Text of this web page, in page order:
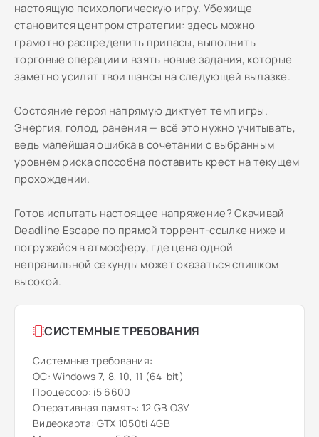
настоящую психологическую игру. Убежище
становится центром стратегии: здесь можно
грамотно распределить припасы, выполнить
торговые операции и взять новые задания, которые
заметно усилят твои шансы на следующей вылазке.
Состояние героя напрямую диктует темп игры.
Энергия, голод, ранения — всё это нужно учитывать,
ведь малейшая ошибка в сочетании с выбранным
уровнем риска способна поставить крест на текущем
прохождении.
Готов испытать настоящее напряжение? Скачивай
Deadline Escape по прямой торрент-ссылке ниже и
погружайся в атмосферу, где цена одной
неправильной секунды может оказаться слишком
высокой.
СИСТЕМНЫЕ ТРЕБОВАНИЯ
Системные требования:
ОС: Windows 7, 8, 10, 11 (64-bit)
Процессор: i5 6600
Оперативная память: 12 GB ОЗУ
Видеокарта: GTX 1050ti 4GB